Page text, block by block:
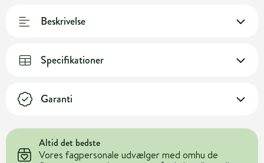
Beskrivelse
Specifikationer
Garanti
Altid det bedste
Vores fagpersonale udvælger med omhu de